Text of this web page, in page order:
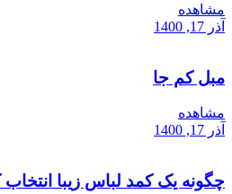
مشاهده
آذر 17, 1400
مبل کم جا
مشاهده
آذر 17, 1400
چگونه یک کمد لباس زیبا انتخاب